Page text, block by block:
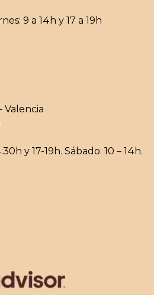
9 a 14h y 17 a 19h
Valencia
y 17-19h. Sábado: 10 – 14h.